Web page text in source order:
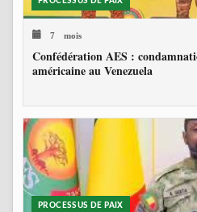
7 mois
Confédération AES :
américaine au Venezuela
PROCESSUS DE PAIX